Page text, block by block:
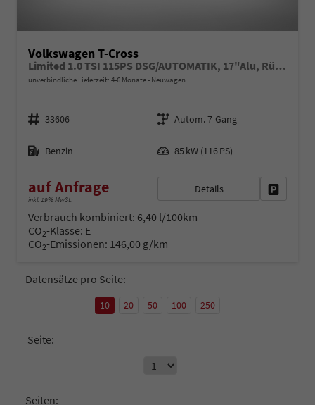
Volkswagen T-Cross
Limited 1.0 TSI 115PS DSG/AUTOMATIK, 17"Alu, Rückfahrkamera, Keyless Access, Abgedunkelte Scheiben, Sicht-Paket, Metallic, Parksensoren vo/hi, Radio Composition 8", Klima, M-Lederlenkrad, Digitales Cockpit, Dachreling, Wireless App-Connect, Side Assist, ACC Temp
unverbindliche Lieferzeit: 4-6 Monate Neuwagen
Fahrzeugnr.
33606
Getriebe
Autom. 7-Gang
Kraftstoff
Benzin 85 kW (116 PS)
auf Anfrage
inkl. 19% MwSt.
Details
Verbrauch kombiniert: 6,40 l/100km
CO2-Klasse: E
CO2-Emissionen: 146,00 g/km
Datensätze pro Seite:
10 20 50 100 250
Seite:
Seiten: